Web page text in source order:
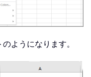
ようになります。